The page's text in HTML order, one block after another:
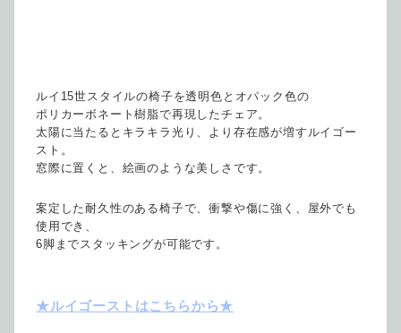
ルイ15世スタイルの椅子を透明色とオパック色の
ポリカーボネート樹脂で再現したチェア。
太陽に当たるとキラキラ光り、より存在感が増すルイゴー
スト。
窓際に置くと、絵画のような美しさです。
案定した耐久性のある椅子で、衝撃や傷に強く、屋外でも
使用でき、
6脚までスタッキングが可能です。
★ルイゴーストはこちらから★